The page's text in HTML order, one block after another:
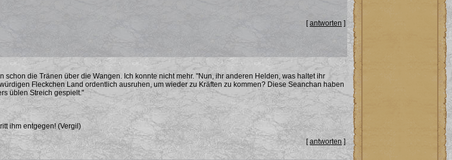
[antworten ]
schon die Tränen über die Wangen. Ich konnte nicht mehr. "Nun, ihr anderen Helden, was haltet ihr
Fleckchen Land ordentlich ausruhen, um wieder zu Kräften zu kommen? Diese Seanchan haben
üblen Streich gespielt."
ihm entgegen! (Vergil)
[antworten]